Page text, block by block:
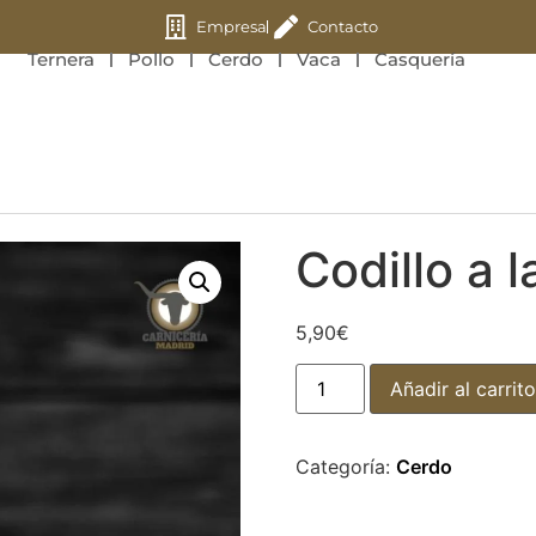
Empresa Contacto
Ternera Pollo Cerdo Vaca Casquería
Codillo a
5,90€
Añadir al carrito
Categoría: Cerdo